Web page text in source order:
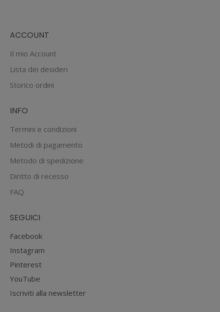
ACCOUNT
Il mio Account
Lista dei desideri
Storico ordini
INFO
Termini e condizioni
Metodi di pagamento
Metodo di spedizione
Diritto di recesso
FAQ
SEGUICI
Facebook
Instagram
Pinterest
YouTube
Iscriviti alla newsletter